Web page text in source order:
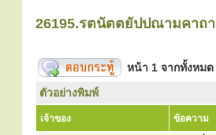
26195.รตนัตตยัปปณามคาถา
หน้า 1 จากทั้งหมด
ตัวอย่างพิมพ์
เจ้าของ ข้อความ